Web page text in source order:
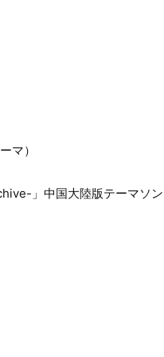
マ）
」中国大陸版テーマソ